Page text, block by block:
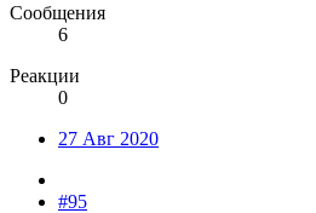
Сообщения
6
Реакции
0
27 Авг 2020
#95